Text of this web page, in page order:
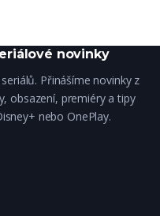
novinky
Přinášíme novinky z
obsazení, premiéry a tipy
nebo OnePlay.